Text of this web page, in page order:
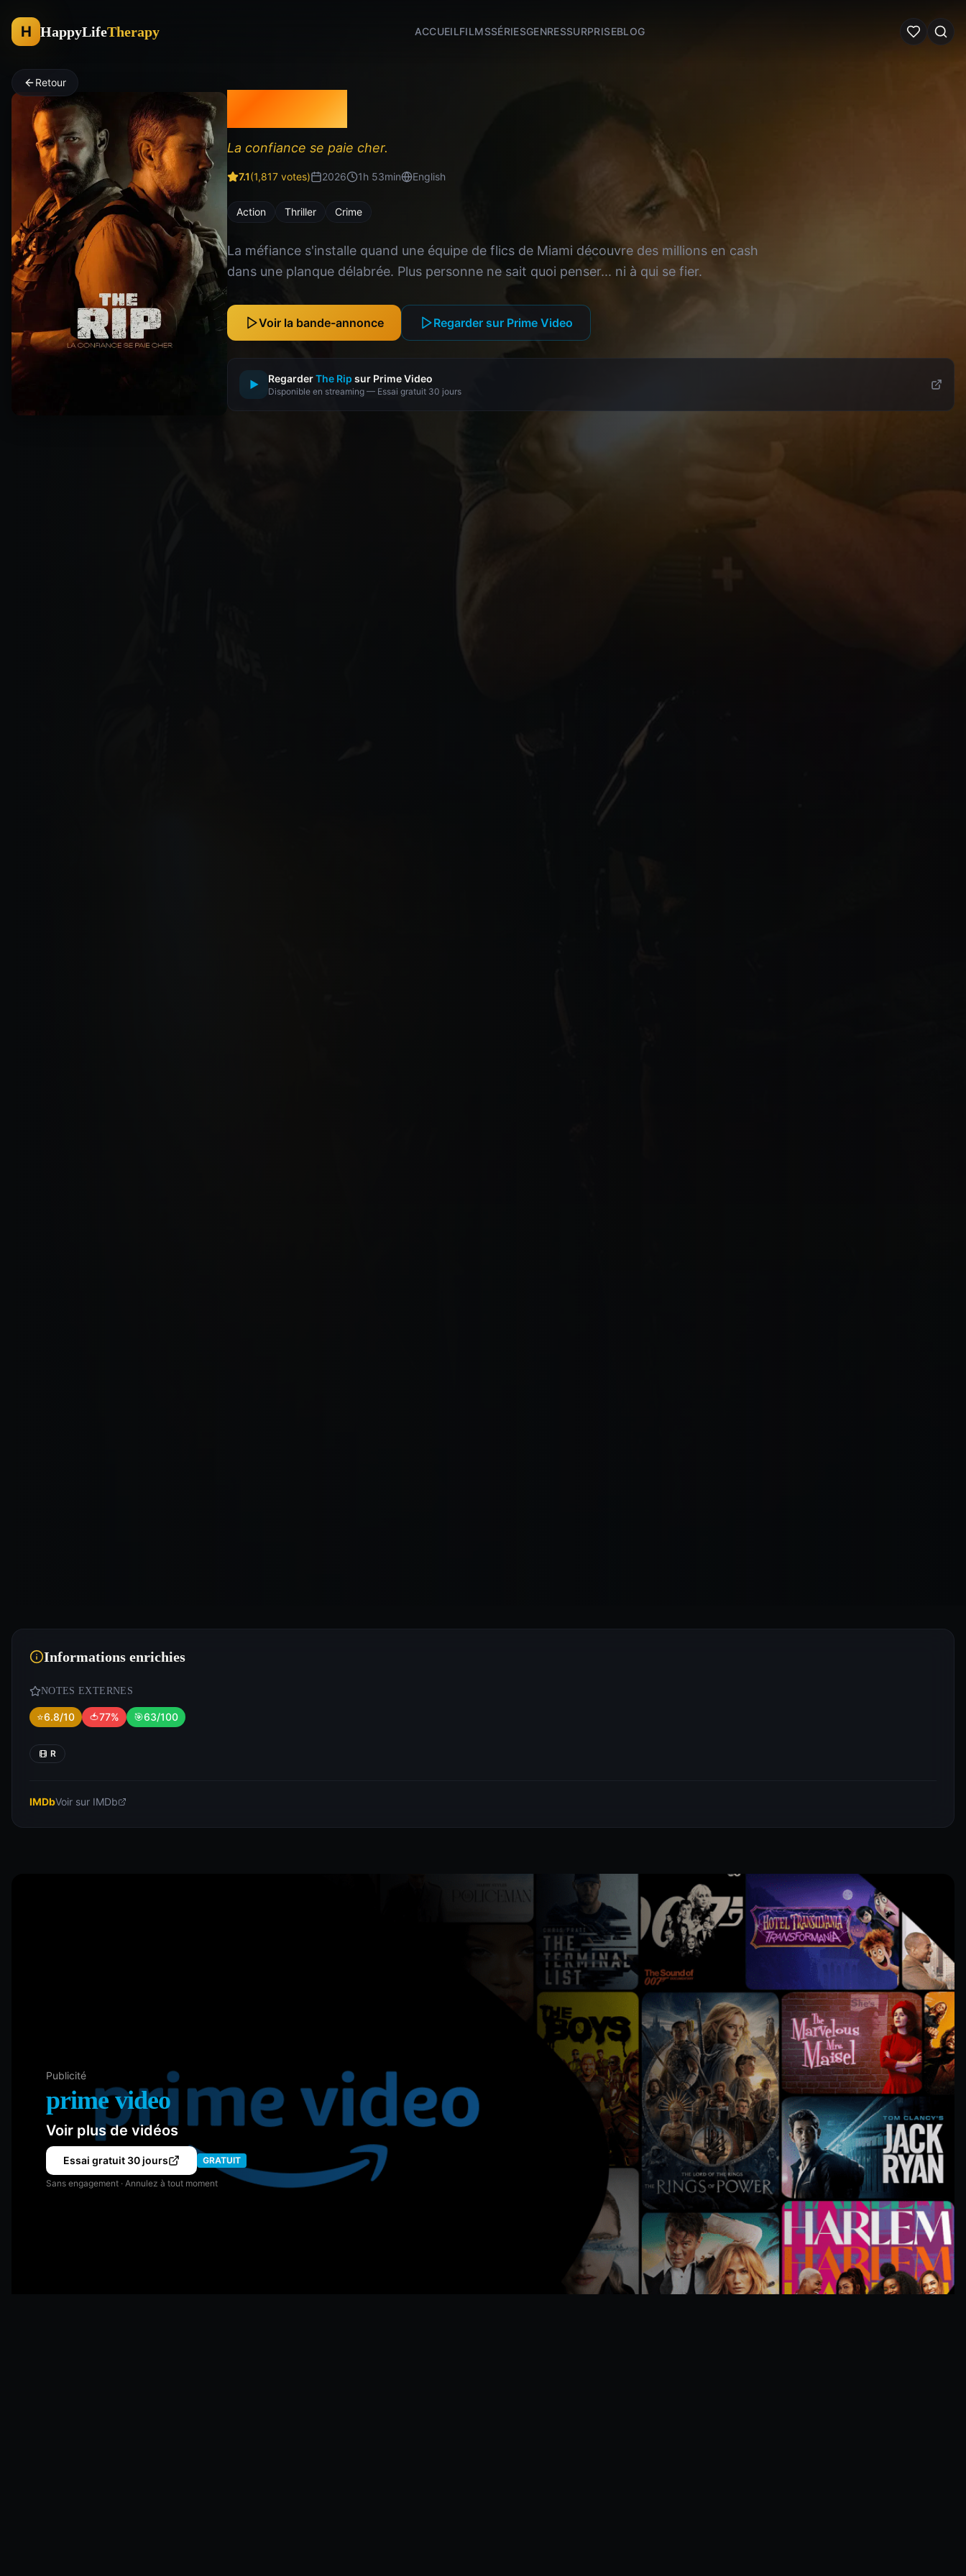
H HappyLifeTherapy ACCUEILFILMSSÉRIESGENRESSURPRISEBLOG
Retour
The Rip
La confiance se paie cher.
7.1(1,817 votes) 2026 1h 53min English
Action Thriller Crime
La méfiance s'installe quand une équipe de flics de Miami découvre des millions en cash
dans une planque délabrée. Plus personne ne sait quoi penser... ni à qui se fier.
Voir la bande-annonce Regarder sur Prime Video
▶ RegarderThe Rip sur Prime Video
Disponible en streaming — Essai gratuit 30 jours
Informations enrichies
NOTES EXTERNES
⭐6.8/10 🍅77% 🎯63/100
R
IMDbVoir sur IMDb
Publicité
prime video
Voir plus de vidéos
Essai gratuit 30 jours GRATUIT
Sans engagement · Annulez à tout moment